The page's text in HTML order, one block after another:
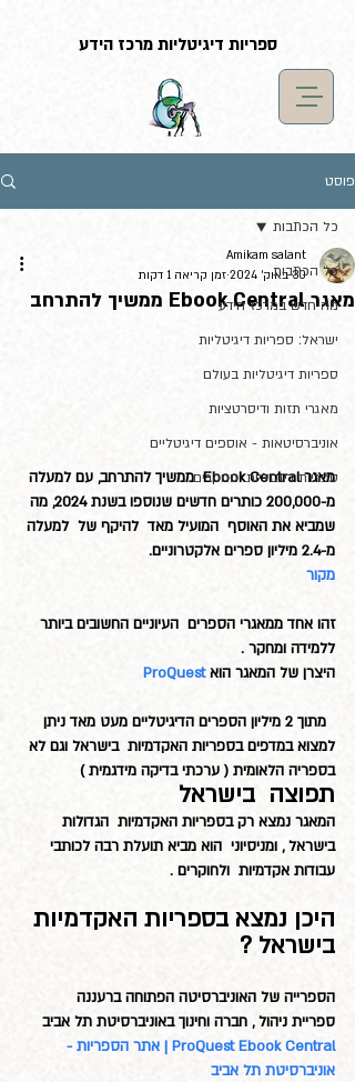
ספריות דיגיטליות מרכז הידע
פוסט
כל הכתבות
מה חדש במרכז הידע
ישראל: ספריות דיגיטליות
ספריות דיגיטליות בעולם
מאגרי תזות ודיסרטציות
אוניברסיטאות - אוספים דיגיטליים
ספריות דיגטליות: מחקרים
כל הכתבות
מאגר Ebook Central ממשיך להתרחב
Amikam salant
30 באוק׳ 2024
זמן קריאה 1 דקות
מאגר Ebook Central  ממשיך להתרחב, עם למעלה
מ-200,000 כותרים חדשים שנוספו בשנת 2024, מה
שמביא את האוסף  המועיל מאד  להיקף של  למעלה
מ-2.4 מיליון ספרים אלקטרוניים.
מקור
זהו אחד ממאגרי הספרים  העיוניים החשובים ביותר
ללמידה ומחקר .
היצרן של המאגר הוא ProQuest
מתוך 2 מיליון הספרים הדיגיטליים מעט מאד ניתן
למצוא במדפים בספריות האקדמיות  בישראל וגם לא
בספריה הלאומית ( ערכתי בדיקה מידגמית )
תפוצה  בישראל
המאגר נמצא רק בספריות האקדמיות  הגדולות
בישראל , ומניסיוני  הוא מביא תועלת רבה לכותבי
עבודות אקדמיות  ולחוקרים .
היכן נמצא בספריות האקדמיות
בישראל ?
הספרייה של האוניברסיטה הפתוחה ברעננה
ספריית ניהול , חברה וחינוך באוניברסיטת תל אביב
ProQuest Ebook Central | אתר הספריות -
אוניברסיטת תל אביב